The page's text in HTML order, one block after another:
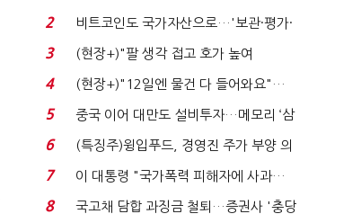
로봇·AI 등 논...
2
비트코인도 국가자산으로…'보관·평가·
처분' 기준은 ...
3
(현장+)"팔 생각 접고 호가 높여
요"…'덜 똘똘한 한 채' 20...
4
(현장+)"12일엔 물건 다 들어와요"…
빈 매대 채우며 문 연 ...
5
중국 이어 대만도 설비투자…메모리 ‘삼
국전쟁’
6
(특징주)윙입푸드, 경영진 주가 부양 의
지에 상한가...
7
이 대통령 "국가폭력 피해자에 사과…
적극적 조사로 진...
8
국고채 담합 과징금 철퇴…증권사 '충당